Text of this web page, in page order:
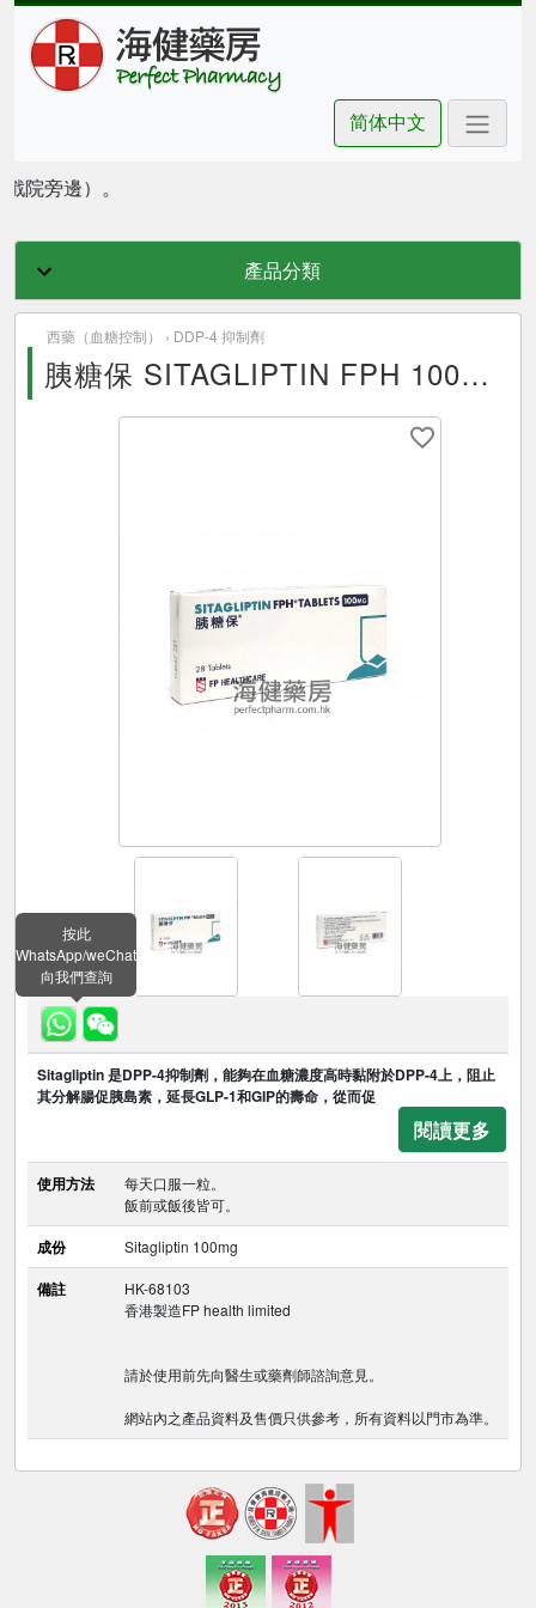
简体中文
院旁邊）。
產品分類
西藥（血糖控制） › DDP-4 抑制劑
胰糖保 SITAGLIPTIN FPH 100mg 28Tablets
按此
WhatsApp/weChat
向我們查詢
Sitagliptin 是DPP-4抑制劑，能夠在血糖濃度高時黏附於DPP-4上，阻止
其分解腸促胰島素，延長GLP-1和GIP的壽命，從而促
閱讀更多
使用方法
每天口服一粒。
飯前或飯後皆可。
成份 Sitagliptin 100mg
備註
HK-68103
香港製造FP health limited
請於使用前先向醫生或藥劑師諮詢意見。
網站內之產品資料及售價只供參考，所有資料以門市為準。